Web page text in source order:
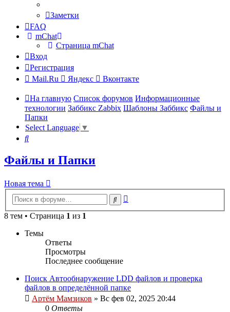
Заметки
FAQ
mChat
Страница mChat
Вход
Регистрация
Mail.Ru
Яндекс Вконтакте
На главную Список форумов Информационные
технологии Заббикс Zabbix Шаблоны Заббикс Файлы и
Папки
Select Language ▼
Поиск
Файлы и Папки
Новая тема
Поиск
8 тем • Страница 1 из 1
Темы
Ответы
Просмотры
Последнее сообщение
Поиск Автообнаружение LDD файлов и проверка
файлов в определённой папке
Артём Мамзиков » Вс фев 02, 2025 20:44
0 Ответы